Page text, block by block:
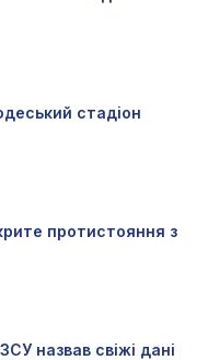
стадіон
протистояння з
назвав свіжі дані